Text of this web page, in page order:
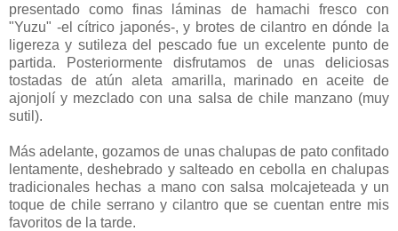
presentado como finas láminas de hamachi fresco con
"Yuzu" -el cítrico japonés-, y brotes de cilantro en dónde la
ligereza y sutileza del pescado fue un excelente punto de
partida. Posteriormente disfrutamos de unas deliciosas
tostadas de atún aleta amarilla, marinado en aceite de
ajonjolí y mezclado con una salsa de chile manzano (muy
sutil).
Más adelante, gozamos de unas chalupas de pato confitado
lentamente, deshebrado y salteado en cebolla en chalupas
tradicionales hechas a mano con salsa molcajeteada y un
toque de chile serrano y cilantro que se cuentan entre mis
favoritos de la tarde.